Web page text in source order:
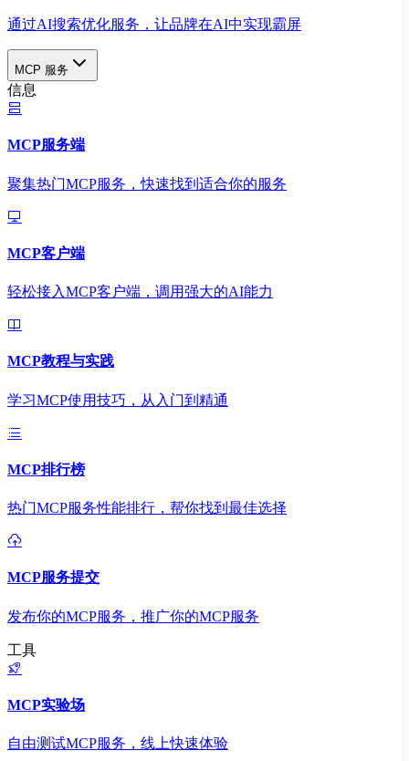
通过AI搜索优化服务，让品牌在AI中实现霸屏
MCP 服务
信息
MCP服务端
聚集热门MCP服务，快速找到适合你的服务
MCP客户端
轻松接入MCP客户端，调用强大的AI能力
MCP教程与实践
学习MCP使用技巧，从入门到精通
MCP排行榜
热门MCP服务性能排行，帮你找到最佳选择
MCP服务提交
发布你的MCP服务，推广你的MCP服务
工具
MCP实验场
自由测试MCP服务，线上快速体验